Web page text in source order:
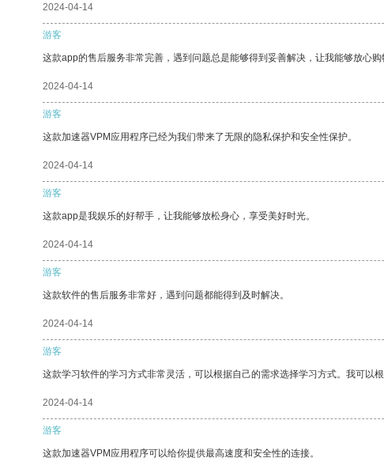
2024-04-14
游客
这款app的售后服务非常完善，遇到问题总是能够得到妥善解决，让我能够放心购
2024-04-14
游客
这款加速器VPM应用程序已经为我们带来了无限的隐私保护和安全性保护。
2024-04-14
游客
这款app是我娱乐的好帮手，让我能够放松身心，享受美好时光。
2024-04-14
游客
这款软件的售后服务非常好，遇到问题都能得到及时解决。
2024-04-14
游客
这款学习软件的学习方式非常灵活，可以根据自己的需求选择学习方式。我可以
2024-04-14
游客
这款加速器VPM应用程序可以给你提供最高速度和安全性的连接。